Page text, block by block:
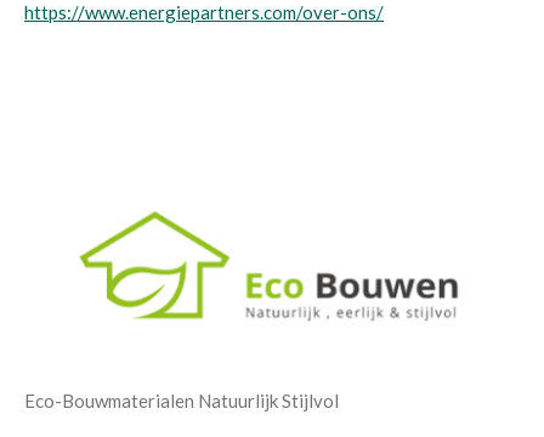
https://www.energiepartners.com/over-ons/
Eco-Bouwmaterialen Natuurlijk Stijlvol